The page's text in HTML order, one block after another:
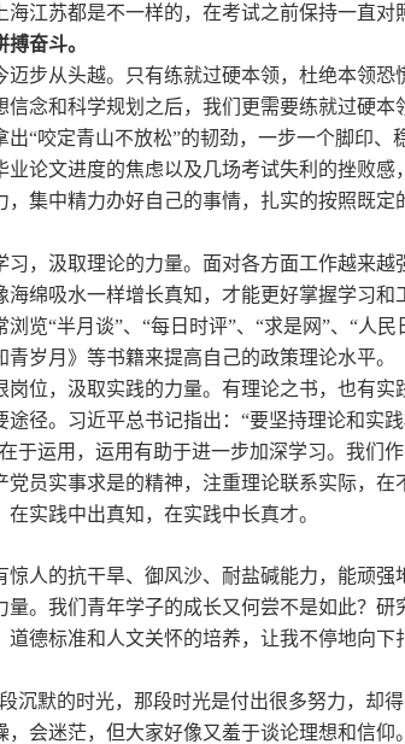
江苏都是不一样的，在考试之前保持一直对
奋斗。
迈步从头越。只有练就过硬本领，杜绝本领
信念和科学规划之后，我们更需要练就过硬
出“咬定青山不放松”的韧劲，一步一个脚印、
业论文进度的焦虑以及几场考试失利的挫败
集中精力办好自己的事情，扎实的按照既定
，汲取理论的力量。 面对各方面工作越来越
海绵吸水一样增长真知，才能更好掌握学习和
浏览“半月谈”、“每日时评”、“求是网”、“人
岁月》等书籍来提高自己的政策理论水平。
岗位，汲取实践的力量。有理论之书，也有
途径。习近平总书记指出：“要坚持理论和实
于运用，运用有助于进一步加深学习。我们
党员实事求是的精神，注重理论联系实际，
实践中出真知，在实践中长真才。
惊人的抗干旱、御风沙、耐盐碱能力，能顽
。我们青年学子的成长又何尝不是如此？研
道德标准和人文关怀的培养，让我不停地向
沉默的时光，那段时光是付出很多努力，却
，会迷茫，但大家好像又羞于谈论理想和信